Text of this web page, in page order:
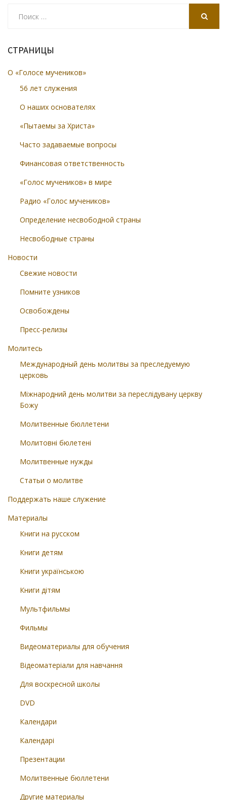
СТРАНИЦЫ
О «Голосе мучеников»
56 лет служения
О наших основателях
«Пытаемы за Христа»
Часто задаваемые вопросы
Финансовая ответственность
«Голос мучеников» в мире
Радио «Голос мучеников»
Определение несвободной страны
Несвободные страны
Новости
Свежие новости
Помните узников
Освобождены
Пресс-релизы
Молитесь
Международный день молитвы за преследуемую
церковь
Міжнародний день молитви за переслідувану церкву
Божу
Молитвенные бюллетени
Молитовні бюлетені
Молитвенные нужды
Статьи о молитве
Поддержать наше служение
Материалы
Книги на русском
Книги детям
Книги українською
Книги дітям
Мультфильмы
Фильмы
Видеоматериалы для обучения
Відеоматеріали для навчання
Для воскресной школы
DVD
Календари
Календарі
Презентации
Молитвенные бюллетени
Другие материалы